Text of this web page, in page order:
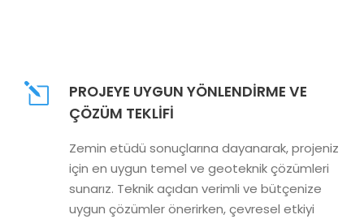
PROJEYE UYGUN YÖNLENDIRME VE
ÇÖZÜM TEKLIFI
Zemin etüdü sonuçlarına dayanarak, projeniz
için en uygun temel ve geoteknik çözümleri
sunarız. Teknik açıdan verimli ve bütçenize
uygun çözümler önerirken, çevresel etkiyi